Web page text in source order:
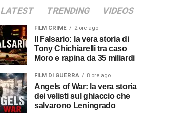
LATEST TRENDING VIDEOS
FILM CRIME 2 ore ago
Tony Chichiarelli tra caso
Moro e rapina da 35 miliardi
FILM DI GUERRA 8 ore ago
Angels of War: la vera storia
dei velisti sul ghiaccio che
salvarono Leningrado